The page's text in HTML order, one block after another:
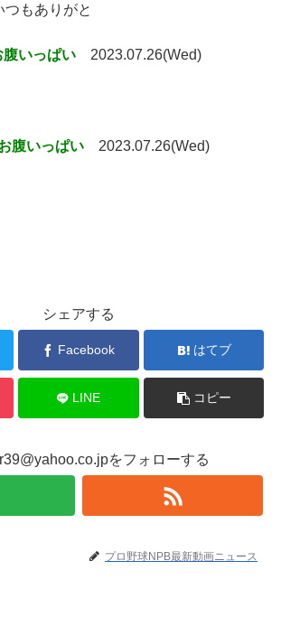
もありがと
いっぱい 2023.07.26(Wed)
腹いっぱい 2023.07.26(Wed)
シェアする
Facebook はてブ
LINE コピー
をフォローする
プロ野球NPB最新動画ニュース